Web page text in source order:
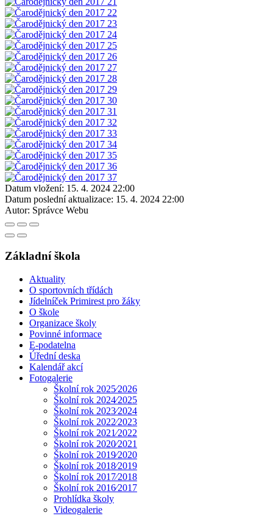
Datum vložení: 15. 4. 2024 22:00
Datum poslední aktualizace: 15. 4. 2024 22:00
Autor: Správce Webu
Základní škola
Aktuality
O sportovních třídách
Jídelníček Primirest pro žáky
O škole
Organizace školy
Povinné informace
E-podatelna
Úřední deska
Kalendář akcí
Fotogalerie
Školní rok 2025⁄2026
Školní rok 2024⁄2025
Školní rok 2023⁄2024
Školní rok 2022⁄2023
Školní rok 2021⁄2022
Školní rok 2020⁄2021
Školní rok 2019⁄2020
Školní rok 2018⁄2019
Školní rok 2017⁄2018
Školní rok 2016⁄2017
Prohlídka školy
Videogalerie